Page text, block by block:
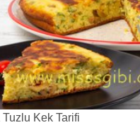
Tuzlu Kek Tarifi